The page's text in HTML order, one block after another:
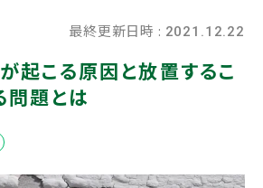
最終更新日時 : 2021.12.22
起こる原因と放置するこ
問題とは